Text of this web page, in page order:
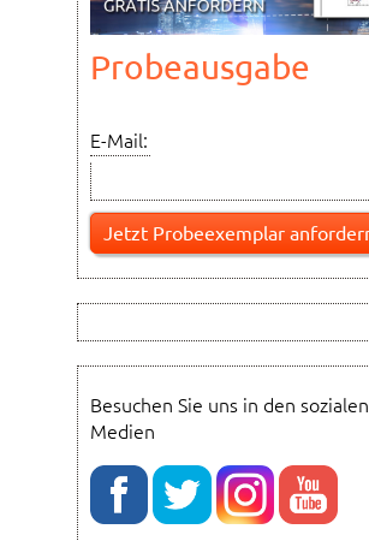
Probeausgabe
E-Mail:
Besuchen Sie uns in den sozialen
Medien